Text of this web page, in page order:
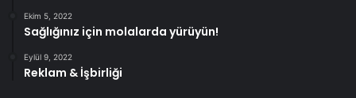
Ekim 5, 2022
Sağlığınız için molalarda yürüyün!
Eylül 9, 2022
Reklam & İşbirliği